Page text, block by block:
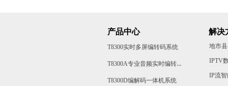
T8300实时多屏编转码系统
T8300A专业音频实时编转码系统
T8300D编解码一体机系统
地市
IP流
产品中心 解决